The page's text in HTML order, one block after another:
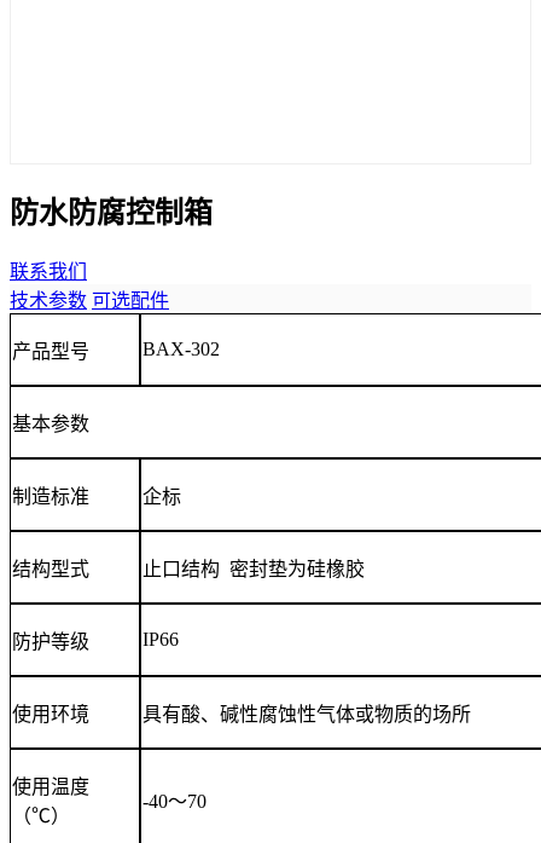
防水防腐控制箱
联系我们
技术参数 可选配件
产品型号 BAX-302
基本参数
制造标准 企标
结构型式 止口结构 密封垫为硅橡胶
防护等级 IP66
使用环境 具有酸、碱性腐蚀性气体或物质的场所
使用温度
（℃）
-40～70